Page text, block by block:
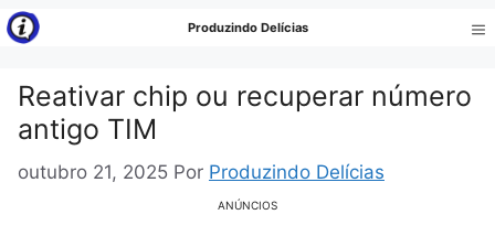
Pular
para
conteúdo
Produzindo Delícias
Reativar chip ou recuperar número
antigo TIM
outubro 21, 2025 Por Produzindo Delícias
ANÚNCIOS